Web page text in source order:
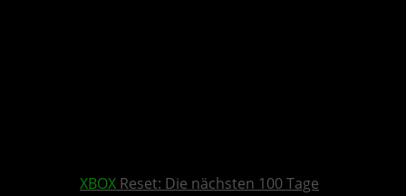
XBOX Reset: Die nächsten 100 Tage